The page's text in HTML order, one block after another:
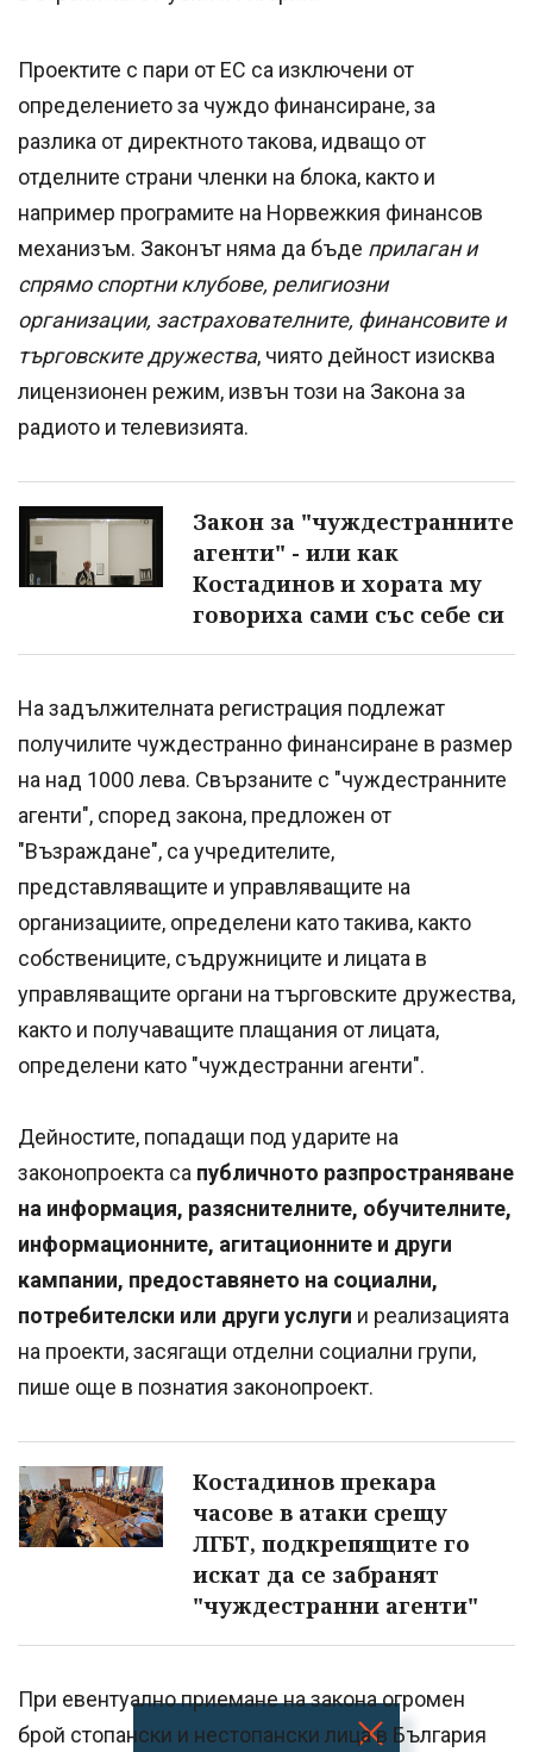
Проектите с пари от ЕС са изключени от
определението за чуждо финансиране, за
разлика от директното такова, идващо от
отделните страни членки на блока, както и
например програмите на Норвежкия финансов
механизъм. Законът няма да бъде прилаган и
спрямо спортни клубове, религиозни
организации, застрахователните, финансовите и
търговските дружества, чиято дейност изисква
лицензионен режим, извън този на Закона за
радиото и телевизията.
Закон за "чуждестранните
агенти" - или как
Костадинов и хората му
говориха сами със себе си
На задължителната регистрация подлежат
получилите чуждестранно финансиране в размер
на над 1000 лева. Свързаните с "чуждестранните
агенти", според закона, предложен от
"Възраждане", са учредителите,
представляващите и управляващите на
организациите, определени като такива, както
собствениците, съдружниците и лицата в
управляващите органи на търговските дружества,
както и получаващите плащания от лицата,
определени като "чуждестранни агенти".
Дейностите, попадащи под ударите на
законопроекта са публичното разпространяване
на информация, разяснителните, обучителните,
информационните, агитационните и други
кампании, предоставянето на социални,
потребителски или други услуги и реализацията
на проекти, засягащи отделни социални групи,
пише още в познатия законопроект.
Костадинов прекара
часове в атаки срещу
ЛГБТ, подкрепящите го
искат да се забранят
"чуждестранни агенти"
При евентуално приемане на закона огромен
брой стопански и нестопански лица в България